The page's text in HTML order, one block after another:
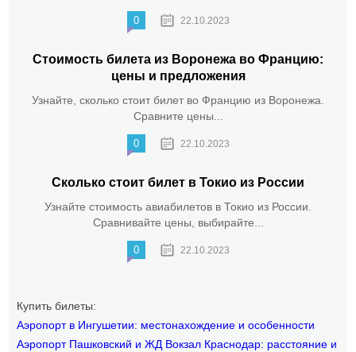
0 22.10.2023
Стоимость билета из Воронежа во Францию:
цены и предложения
Узнайте, сколько стоит билет во Францию из Воронежа.
Сравните цены...
0 22.10.2023
Сколько стоит билет в Токио из России
Узнайте стоимость авиабилетов в Токио из России.
Сравнивайте цены, выбирайте...
0 22.10.2023
Купить билеты:
Аэропорт в Ингушетии: местонахождение и особенности
Аэропорт Пашковский и ЖД Вокзал Краснодар: расстояние и